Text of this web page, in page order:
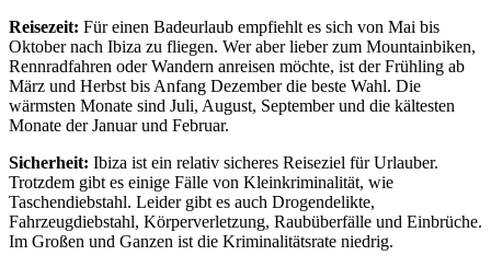
Reisezeit: Für einen Badeurlaub empfiehlt es sich von Mai bis
Oktober nach Ibiza zu fliegen. Wer aber lieber zum Mountainbiken,
Rennradfahren oder Wandern anreisen möchte, ist der Frühling ab
März und Herbst bis Anfang Dezember die beste Wahl. Die
wärmsten Monate sind Juli, August, September und die kältesten
Monate der Januar und Februar.
Sicherheit: Ibiza ist ein relativ sicheres Reiseziel für Urlauber.
Trotzdem gibt es einige Fälle von Kleinkriminalität, wie
Taschendiebstahl. Leider gibt es auch Drogendelikte,
Fahrzeugdiebstahl, Körperverletzung, Raubüberfälle und Einbrüche.
Im Großen und Ganzen ist die Kriminalitätsrate niedrig.